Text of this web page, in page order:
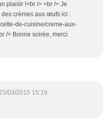
plaisir !<br /> <br /> Je
crèmes aux œufs ici :
de-cuisine/creme-aux-
/> Bonne soirée, merci
03/2015 15:19